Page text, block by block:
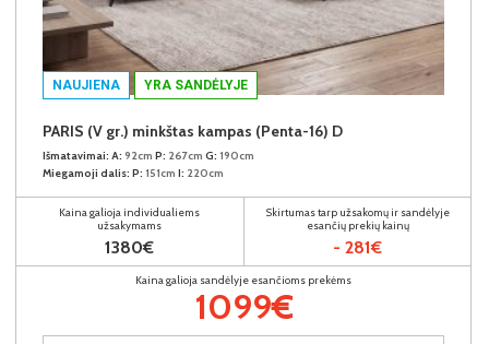
NAUJIENA YRA SANDĖLYJE
PARIS (V gr.) minkštas kampas (Penta-16) D
Išmatavimai: A: 92cm P: 267cm G: 190cm
Miegamoji dalis: P: 151cm I: 220cm
Kaina galioja individualiems
užsakymams
1380€
Skirtumas tarp užsakomų ir sandėlyje
esančių prekių kainų
- 281€
Kaina galioja sandėlyje esančioms prekėms
1099€